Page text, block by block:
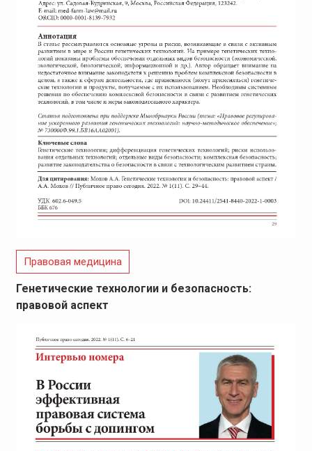
Правовая медицина
Генетические технологии и безопасность:
правовой аспект